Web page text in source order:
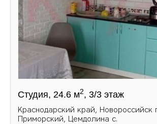
Студия, 24.6 м2, 3/3 этаж
Краснодарский край, Новороссийск
Приморский, Цемдолина с.